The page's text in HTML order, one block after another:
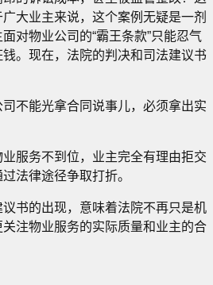
大业主来说，这个案例无疑是一剂
对物业公司的“霸王条款”只能忍气
。现在，法院的判决和司法建议书
司不能光拿合同说事儿，必须拿出实
业服务不到位，业主完全有理由拒交
法律途径争取打折。
议书的出现，意味着法院不再只是机
注物业服务的实际质量和业主的合